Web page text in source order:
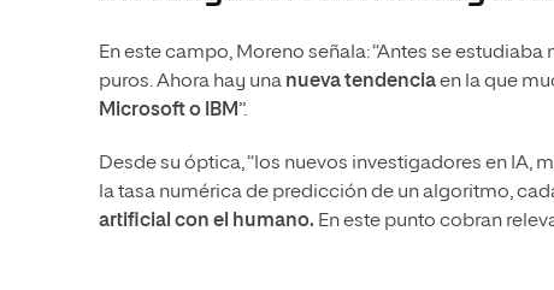
En este campo, Moreno señala: “Antes se
puros. Ahora hay una nueva tendenciaen la que
Microsoft o IBM”.
Desde su óptica, “los nuevos investigadores en
la tasa numérica de predicción de un algoritmo,
artificial con el humano. En este punto cobran